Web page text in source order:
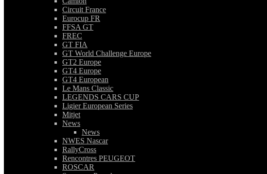
Circuit France
Eurocup FR
FFSA GT
FREC
GT FIA
GT World Challenge Europe
GT2 Europe
GT4 Europe
GT4 European
Le Mans Classic
LEGENDS CARS CUP
Ligier European Series
Mitjet
News
News
NWES Nascar
RallyCross
Rencontres PEUGEOT
ROSCAR